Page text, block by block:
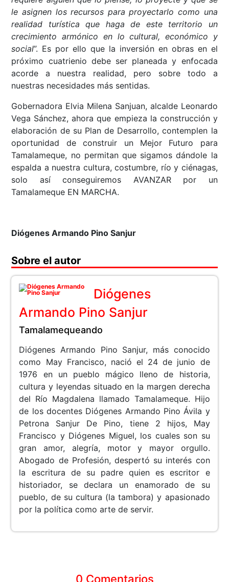
le asignen los recursos para proyectarlo como una
realidad turística que haga de este territorio un
crecimiento armónico en lo cultural, económico y
social”. Es por ello que la inversión en obras en el
próximo cuatrienio debe ser planeada y enfocada
acorde a nuestra realidad, pero sobre todo a
nuestras necesidades más sentidas.
Gobernadora Elvia Milena Sanjuan, alcalde Leonardo
Vega Sánchez, ahora que empieza la construcción y
elaboración de su Plan de Desarrollo, contemplen la
oportunidad de construir un Mejor Futuro para
Tamalameque, no permitan que sigamos dándole la
espalda a nuestra cultura, costumbre, río y ciénagas,
solo así conseguiremos AVANZAR por un
Tamalameque EN MARCHA.
Diógenes Armando Pino Sanjur
Sobre el autor
Diógenes
Armando Pino Sanjur
Tamalamequeando
Diógenes Armando Pino Sanjur, más conocido
como May Francisco, nació el 24 de junio de
1976 en un pueblo mágico lleno de historia,
cultura y leyendas situado en la margen derecha
del Río Magdalena llamado Tamalameque. Hijo
de los docentes Diógenes Armando Pino Ávila y
Petrona Sanjur De Pino, tiene 2 hijos, May
Francisco y Diógenes Miguel, los cuales son su
gran amor, alegría, motor y mayor orgullo.
Abogado de Profesión, despertó su interés con
la escritura de su padre quien es escritor e
historiador, se declara un enamorado de su
pueblo, de su cultura (la tambora) y apasionado
por la política como arte de servir.
0 Comentarios